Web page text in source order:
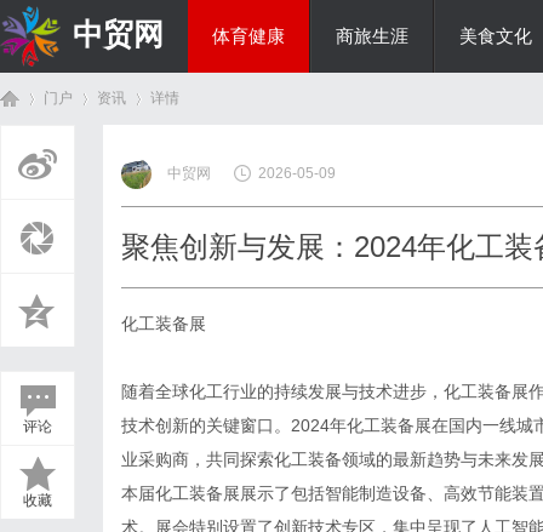
中贸网 体育健康 商旅生涯 美食文化
门户 资讯
›
详情
评论
收藏
中贸网 2026-05-09
聚焦创新与发展：2024年化工
化工装备展
随着全球化工行业的持续发展与技术进步，化工装备展
技术创新的关键窗口。2024年化工装备展在国内一线
业采购商，共同探索化工装备领域的最新趋势与未来发
本届化工装备展展示了包括智能制造设备、高效节能装
术。展会特别设置了创新技术专区，集中呈现了人工智